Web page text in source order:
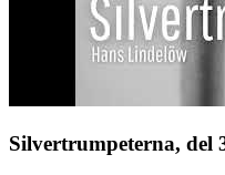
Silvertrumpeterna, del